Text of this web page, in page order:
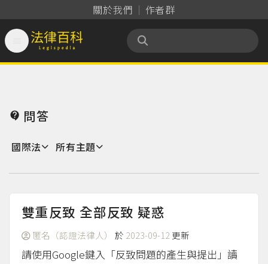
關於我們 作者群
法律百科 Legispedia
 問答
國際法 所有主題
雙重反致 全部反致 疑惑
匿名（認證法律人） 於 2023-09-12 更新
請使用Google鍵入「反致問題的產生與提出」讀